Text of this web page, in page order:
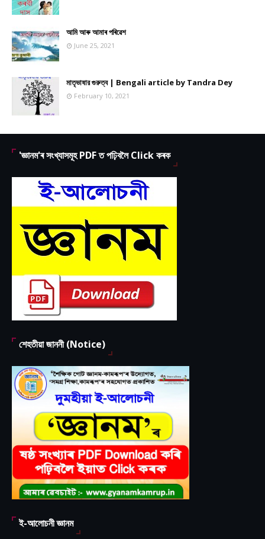
আমি আৰু আমাৰ পৰিৱেশ
June 25, 2021
মাতৃভাষার গুরুত্ব | Bengali article by Tandra Dey
February 10, 2021
'জ্ঞানম'ৰ সংখ্যাসমূহ PDF ত পঢ়িবলৈ Click কৰক
শেহতীয়া জাননী (Notice)
ই-আলোচনী জ্ঞানম